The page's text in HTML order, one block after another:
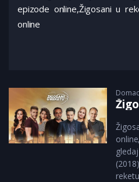
epizode online,Žigosani u
online